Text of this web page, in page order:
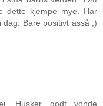
dette kjempe mye. Har
Bare positivt asså ;)
Husker godt vonde